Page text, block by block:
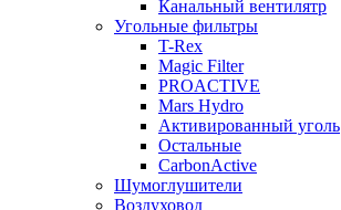
Канальный вентилятр
Угольные фильтры
T-Rex
Magic Filter
PROACTIVE
Mars Hydro
Активированный уголь
Остальные
CarbonActive
Шумоглушители
Воздуховод